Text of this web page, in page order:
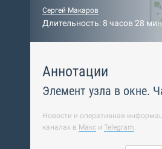
Сергей Макаров
Длительность: 8 часов 28
Аннотации
Элемент узла в окне.
Новости и оперативная
каналах в Макс и Telegram.